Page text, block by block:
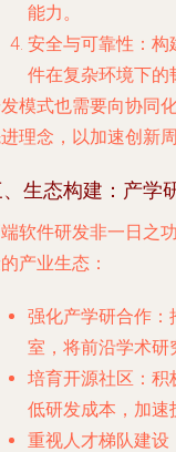
能力。
安全与可靠性 ：
件在复杂环境下的
模式也需要向协同
理念，以加速创新周
生态构建：产学
软件研发非一日之
产业生态：
强化产学研合作
室，将前沿学术研
培育开源社区 ：
低研发成本，加速
重视人才梯队建设